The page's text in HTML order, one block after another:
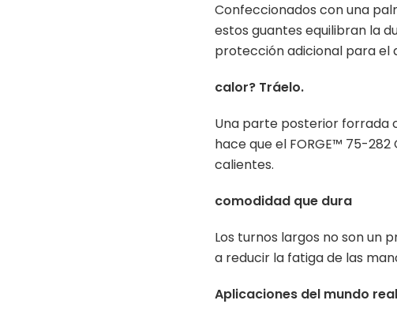
Confeccionados con una
estos guantes equilibran la
protección adicional para el
calor? Tráelo.
Una parte posterior forrada
hace que el FORGE™ 75-
calientes.
comodidad que dura
Los turnos largos no son un
a reducir la fatiga de las
Aplicaciones del mundo